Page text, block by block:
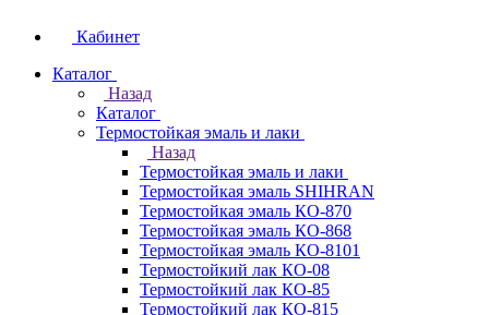
Кабинет
Каталог
Назад
Каталог
Термостойкая эмаль и лаки
Назад
Термостойкая эмаль и лаки
Термостойкая эмаль SHIHRAN
Термостойкая эмаль КО-870
Термостойкая эмаль КО-868
Термостойкая эмаль КО-8101
Термостойкий лак КО-08
Термостойкий лак КО-85
Термостойкий лак КО-815